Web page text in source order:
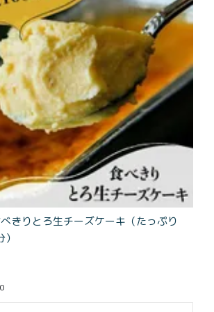
とろ生 まとめ買いお得
セット
お中元
紅茶toroaTea
焼き菓子
メルマガ会員様限定
toroa夏のアウトレッ
トセール
ガトーシ
ー
ギフト
ット
きりとろ生チーズケーキ（たっぷり